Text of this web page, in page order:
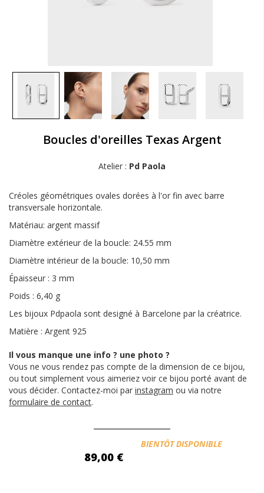
Boucles d'oreilles Texas Argent
Atelier : Pd Paola
Créoles géométriques ovales dorées à l'or fin avec barre
transversale horizontale.
Matériau: argent massif
Diamètre extérieur de la boucle: 24.55 mm
Diamètre intérieur de la boucle: 10,50 mm
Épaisseur : 3 mm
Poids : 6,40 g
Les bijoux Pdpaola sont designé à Barcelone par la créatrice.
Matière : Argent 925
Il vous manque une info ? une photo ?
Vous ne vous rendez pas compte de la dimension de ce bijou,
ou tout simplement vous aimeriez voir ce bijou porté avant de
vous décider. Contactez-moi par instagram ou via notre
formulaire de contact.
89,00 €
Disponibilité:
BIENTÔT DISPONIBLE